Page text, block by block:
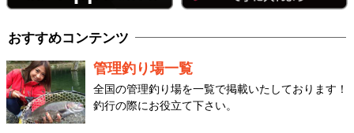
おすすめコンテンツ
管理釣り場一覧
全国の管理釣り場を一覧で掲載いたしております！
釣行の際にお役立て下さい。